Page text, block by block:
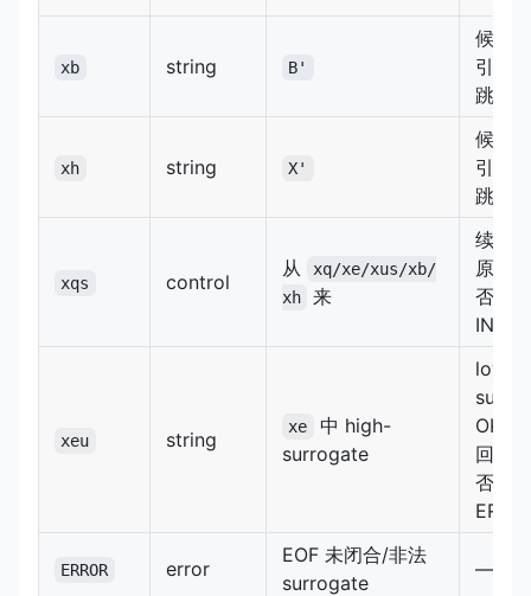
xb string B'
候选
引号
跳
xh string X'
候选
引号
跳
xqs control
从
xq/xe/xus/xb/
xh
来
续写
原状
否则回
xeu string
xe
中 high-
surrogate
low-
OK
回
否则
ERROR error
EOF 未闭合/非法
surrogate
—